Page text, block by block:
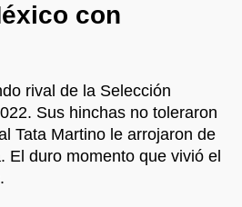
con
rival de la Selección
Sus hinchas no toleraron
Tata Martino le arrojaron de
El duro momento que vivió el